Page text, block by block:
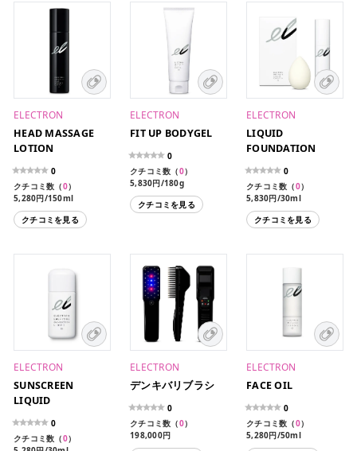
ELECTRON
HEAD MASSAGE
LOTION
0
クチコミ数（0）
5,280円/150ml
クチコミを見る
ELECTRON
FIT UP BODYGEL
0
クチコミ数（0）
5,830円/180g
クチコミを見る
ELECTRON
LIQUID
FOUNDATION
0
クチコミ数（0）
5,830円/30ml
クチコミを見る
ELECTRON
SUNSCREEN
LIQUID
0
クチコミ数（0）
ELECTRON
デンキバリブラシ
0
クチコミ数（0）
198,000円
ELECTRON
FACE OIL
0
クチコミ数（0）
5,280円/50ml